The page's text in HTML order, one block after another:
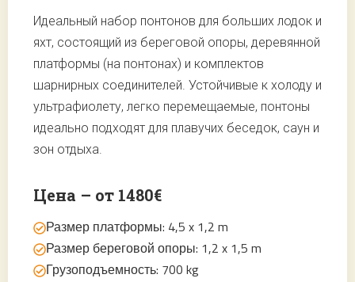
Идеальный набор понтонов для больших лодок и
яхт, состоящий из береговой опоры, деревянной
платформы (на понтонах) и комплектов
шарнирных соединителей. Устойчивые к холоду и
ультрафиолету, легко перемещаемые, понтоны
идеально подходят для плавучих беседок, саун и
зон отдыха.
Цена – от 1480€
Размер платформы: 4,5 x 1,2 m
Размер береговой опоры: 1,2 x 1,5 m
Грузоподъемность: 700 kg